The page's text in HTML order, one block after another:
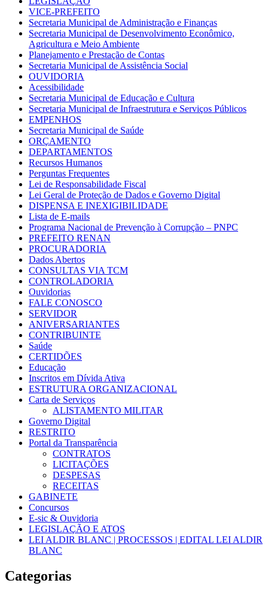
VICE-PREFEITO
Secretaria Municipal de Administração e Finanças
Secretaria Municipal de Desenvolvimento Econômico,
Agricultura e Meio Ambiente
Planejamento e Prestação de Contas
Secretaria Municipal de Assistência Social
OUVIDORIA
Acessibilidade
Secretaria Municipal de Educação e Cultura
Secretaria Municipal de Infraestrutura e Serviços Públicos
EMPENHOS
Secretaria Municipal de Saúde
ORÇAMENTO
DEPARTAMENTOS
Recursos Humanos
Perguntas Frequentes
Lei de Responsabilidade Fiscal
Lei Geral de Proteção de Dados e Governo Digital
DISPENSA E INEXIGIBILIDADE
Lista de E-mails
Programa Nacional de Prevenção à Corrupção – PNPC
PREFEITO RENAN
PROCURADORIA
Dados Abertos
CONSULTAS VIA TCM
CONTROLADORIA
Ouvidorias
FALE CONOSCO
SERVIDOR
ANIVERSARIANTES
CONTRIBUINTE
Saúde
CERTIDÕES
Educação
Inscritos em Dívida Ativa
ESTRUTURA ORGANIZACIONAL
Carta de Serviços
ALISTAMENTO MILITAR
Governo Digital
RESTRITO
Portal da Transparência
CONTRATOS
LICITAÇÕES
DESPESAS
RECEITAS
GABINETE
Concursos
E-sic & Ouvidoria
LEGISLAÇÃO E ATOS
LEI ALDIR BLANC | PROCESSOS | EDITAL LEI ALDIR
BLANC
Categorias